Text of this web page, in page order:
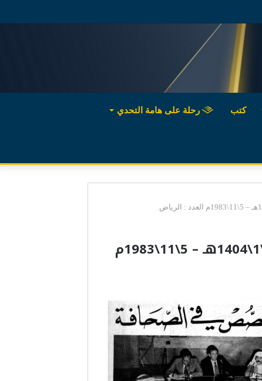
كتب رحلة على هامة التحدي
سهولة التخصصات الاخرى تبعد الطلاب عن التخصص في الصحافة 29\1\1404هـ – 5\11\1983م